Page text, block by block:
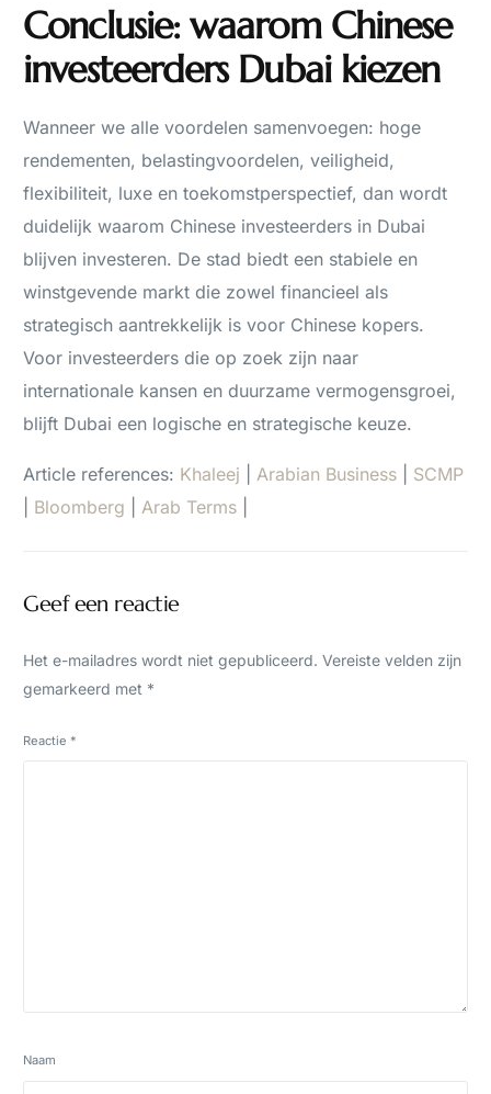
Conclusie: waarom Chinese
investeerders Dubai kiezen
Wanneer we alle voordelen samenvoegen: hoge
rendementen, belastingvoordelen, veiligheid,
flexibiliteit, luxe en toekomstperspectief, dan wordt
duidelijk waarom Chinese investeerders in Dubai
blijven investeren. De stad biedt een stabiele en
winstgevende markt die zowel financieel als
strategisch aantrekkelijk is voor Chinese kopers.
Voor investeerders die op zoek zijn naar
internationale kansen en duurzame vermogensgroei,
blijft Dubai een logische en strategische keuze.
Article references: Khaleej Arabian Business
SCMP
Bloomberg Arab Terms
Geef een reactie
Het e-mailadres wordt niet gepubliceerd. Vereiste velden zijn
gemarkeerd met *
Reactie *
Naam